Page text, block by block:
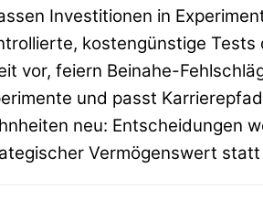
Investitionen in
kostengünstige
vor, feiern Beinahe-
und passt
neu: Entscheidungen
Vermögenswert statt